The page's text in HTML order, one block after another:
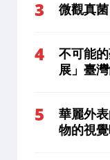
微觀真
不可能
展」臺
華麗外
物的視覺